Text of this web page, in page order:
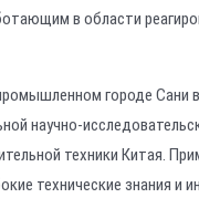
в области
городе Сани
научно-
техники Китая.
технические знания и